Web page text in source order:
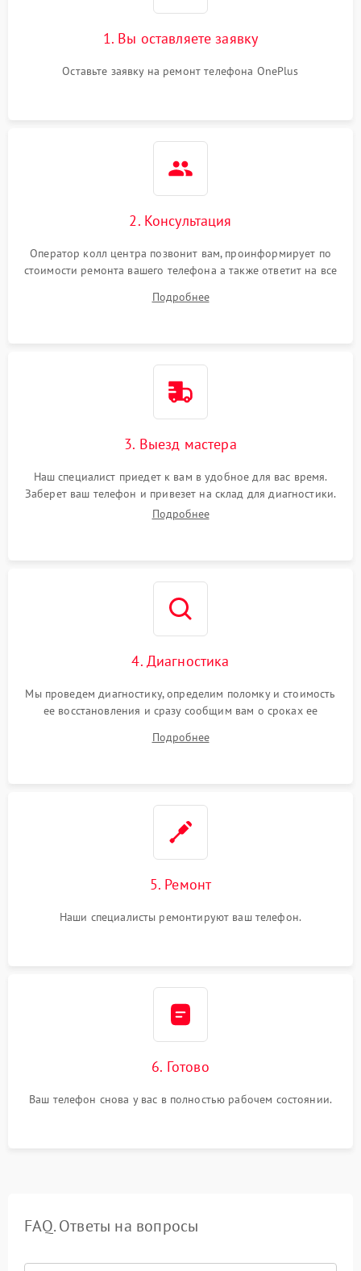
1. Вы оставляете заявку
Оставьте заявку на ремонт телефона OnePlus
2. Консультация
Оператор колл центра позвонит вам, проинформирует по
стоимости ремонта вашего телефона а также ответит на все
Подробнее
3. Выезд мастера
Наш специалист приедет к вам в удобное для вас время.
Заберет ваш телефон и привезет на склад для диагностики.
Подробнее
4. Диагностика
Мы проведем диагностику, определим поломку и стоимость
ее восстановления и сразу сообщим вам о сроках ее
Подробнее
5. Ремонт
Наши специалисты ремонтируют ваш телефон.
6. Готово
Ваш телефон снова у вас в полностью рабочем состоянии.
FAQ. Ответы на вопросы